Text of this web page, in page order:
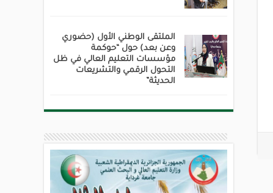
الملتقى الوطني الأول (حضوري
وعن بعد) حول “حوكمة
مؤسسات التعليم العالي في ظل
التحول الرقمي والتشريعات
الحديثة”